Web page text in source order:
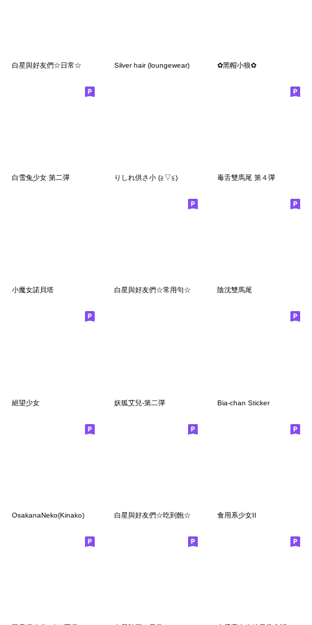
白星與好友們☆日常☆ Silver hair (loungewear) ✿黑帽小狼✿
白雪兔少女 第二彈 りしれ供さ小 (≧▽≦) 毒舌雙馬尾 第４彈
小魔女諾貝塔 白星與好友們☆常用句☆ 陰沈雙馬尾
絕望少女 妖狐艾兒-第二彈 Bia-chan Sticker
OsakanaNeko(Kinako) 白星與好友們☆吃到飽☆ 食用系少女II